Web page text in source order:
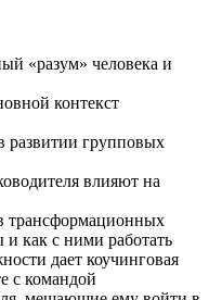
«разум» человека и
контекст
развитии групповых
влияют на
трансформационных
как с ними работать
дает коучинговая
с командой